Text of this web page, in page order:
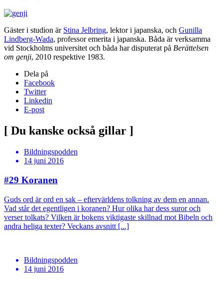
Gäster i studion är Stina Jelbring, lektor i japanska, och Gunilla
Lindberg-Wada, professor emerita i japanska. Båda är verksamma
vid Stockholms universitet och båda har disputerat på Berättelsen
om genji, 2010 respektive 1983.
Dela på
Facebook
Twitter
Linkedin
E-post
[ Du kanske också gillar ]
Bildningspodden
14 juni 2016
#29 Koranen
Guds ord är ord en sak – eftervärldens tolkning av dem en annan.
Vad står det egentligen i koranen? Hur olika har dess suror och
verser tolkats? Vilken är bokens viktigaste skillnad mot Bibeln och
andra heliga texter? Veckans avsnitt [...]
Bildningspodden
14 juni 2016